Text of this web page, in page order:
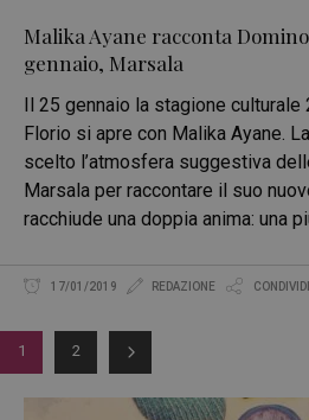
Malika Ayane racconta
gennaio, Marsala
Il 25 gennaio la stagione culturale
Florio si apre con Malika Ayane.
scelto l’atmosfera suggestiva
Marsala per raccontare il suo
racchiude una doppia anima: una
17/01/2019 REDAZIONE CONDIVIDI
1 2